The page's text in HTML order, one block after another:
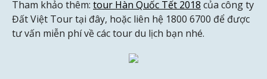
Tham khảo thêm: tour Hàn Quốc Tết 2018 của công ty
Đất Việt Tour tại đây, hoặc liên hệ 1800 6700 để được
tư vấn miễn phí về các tour du lịch bạn nhé.